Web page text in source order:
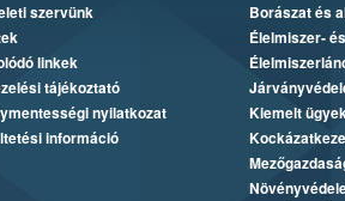
szervünk
linkek
tájékoztató
nyilatkozat
információ
Borászat és
Élelmiszer-
Kiemelt